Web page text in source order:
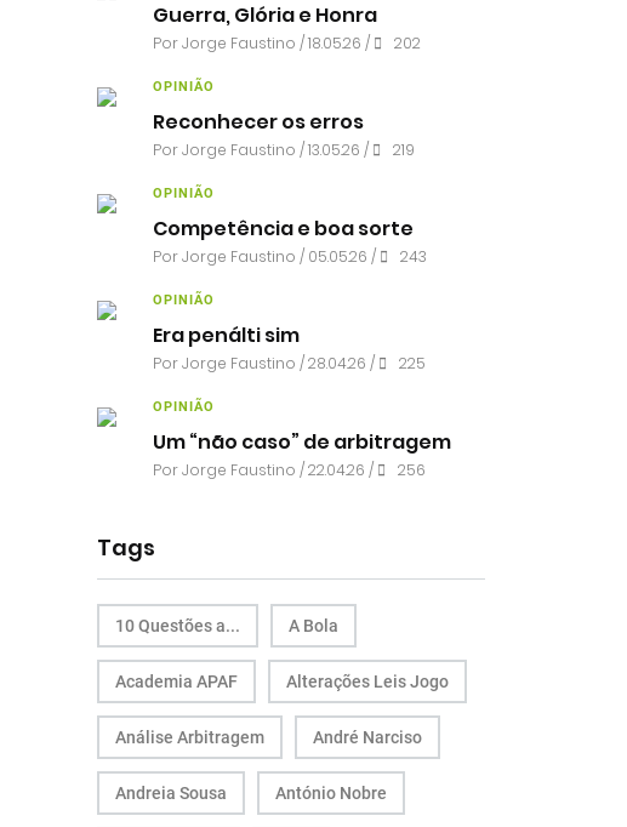
Guerra, Glória e Honra
PorJorge Faustino / 18.05.26 / 202
OPINIÃO
Reconhecer os erros
PorJorge Faustino / 13.05.26 / 219
OPINIÃO
Competência e boa sorte
PorJorge Faustino / 05.05.26 / 243
OPINIÃO
Era penálti sim
PorJorge Faustino / 28.04.26 / 225
OPINIÃO
Um “não caso” de arbitragem
PorJorge Faustino / 22.04.26 / 256
Tags
10 Questões a... A Bola
Academia APAF Alterações Leis Jogo
Análise Arbitragem André Narciso
Andreia Sousa António Nobre